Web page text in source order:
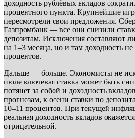
доходность рублёвых вкладов
процентного пункта. Крупнейшие
пересмотрели свои предложения.
Газпромбанк — все они снизили
депозитам. Исключения составляют
на 1–3 месяца, но и там доходность
процентов.
Дальше — больше. Экономисты не
июле ключевая ставка может быть
потянет за собой и доходность
прогнозам, к осени ставки по
10–11 процентов. При текущей
реальная доходность вкладов
отрицательной.